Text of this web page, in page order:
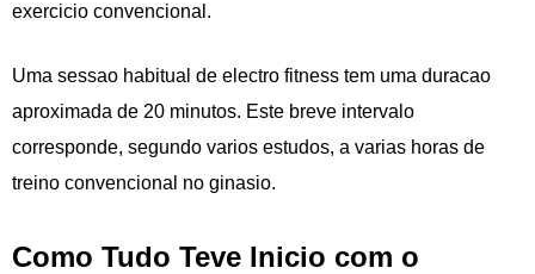
exercicio convencional.
Uma sessao habitual de electro fitness tem uma duracao
aproximada de 20 minutos. Este breve intervalo
corresponde, segundo varios estudos, a varias horas de
treino convencional no ginasio.
Como Tudo Teve Inicio com o